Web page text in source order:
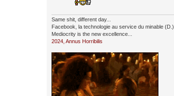
Same shit, different day...
Facebook, la technologie au service du minable (D.)
Mediocrity is the new excellence...
2024, Annus Horribilis